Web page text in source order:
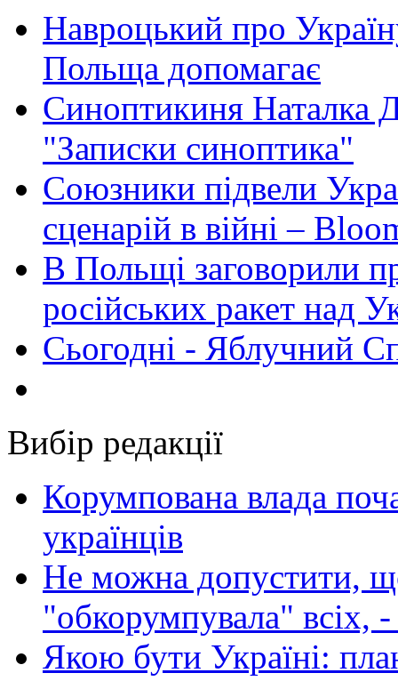
Навроцький про
Польща допомагає
Синоптикиня Наталка
"Записки синоптика"
Союзники підвели
сценарій в війні –
В Польщі заговорили
російських ракет над
Сьогодні - Яблучний
Вибір редакції
Корумпована влада
українців
Не можна допустити,
"обкорумпувала" всіх,
Якою бути Україні: